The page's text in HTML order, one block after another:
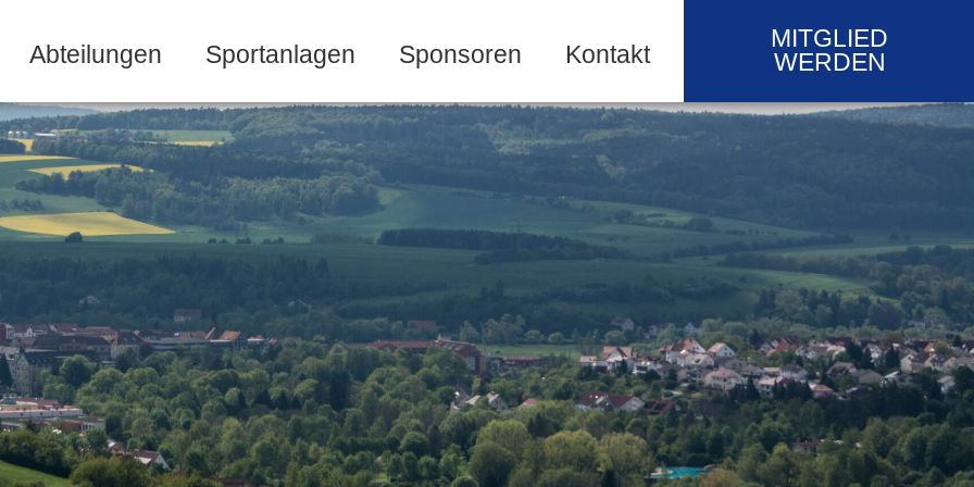
Abteilungen Sportanlagen Sponsoren Kontakt
MITGLIED
WERDEN